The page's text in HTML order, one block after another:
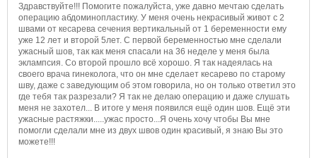
Здравствуйте!!! Помогите пожалуйста, уже давно мечтаю сделать
операцию абдоминопластику. У меня очень некрасивый живот с 2
швами от кесарева сечения вертикальный от 1 беременности ему
уже 12 лет и второй 5лет. С первой беременностью мне сделали
ужасный шов, так как меня спасали на 36 неделе у меня была
эклампсия. Со второй прошло всё хорошо. Я так надеялась на
своего врача гинеколога, что он мне сделает кесарево по старому
шву, даже с заведующим об этом говорила, но он только ответил это
где тебя так разрезали? Я так не делаю операцию и даже слушать
меня не захотел... В итоге у меня появился ещё один шов. Ещё эти
ужасные растяжки.....ужас просто...Я очень хочу чтобы Вы мне
помогли сделали мне из двух швов один красивый, я знаю Вы это
можете!!!